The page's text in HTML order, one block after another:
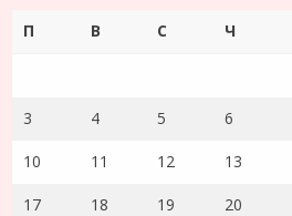
П В С Ч
3 4 5 6
10 11 12 13
17 18 19 20